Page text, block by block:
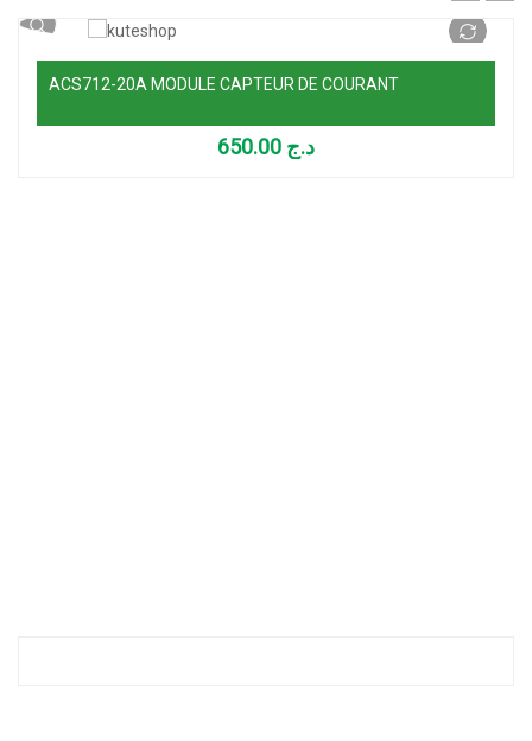
ACS712-20A MODULE CAPTEUR DE COURANT
د.ج